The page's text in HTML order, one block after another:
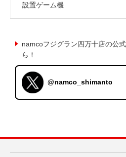
設置ゲーム機
namcoフジグラン四万十店の公
ら！
@namco_shimanto